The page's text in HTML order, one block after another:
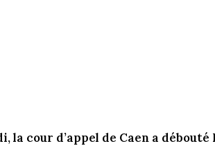
la cour d’appel de Caen a